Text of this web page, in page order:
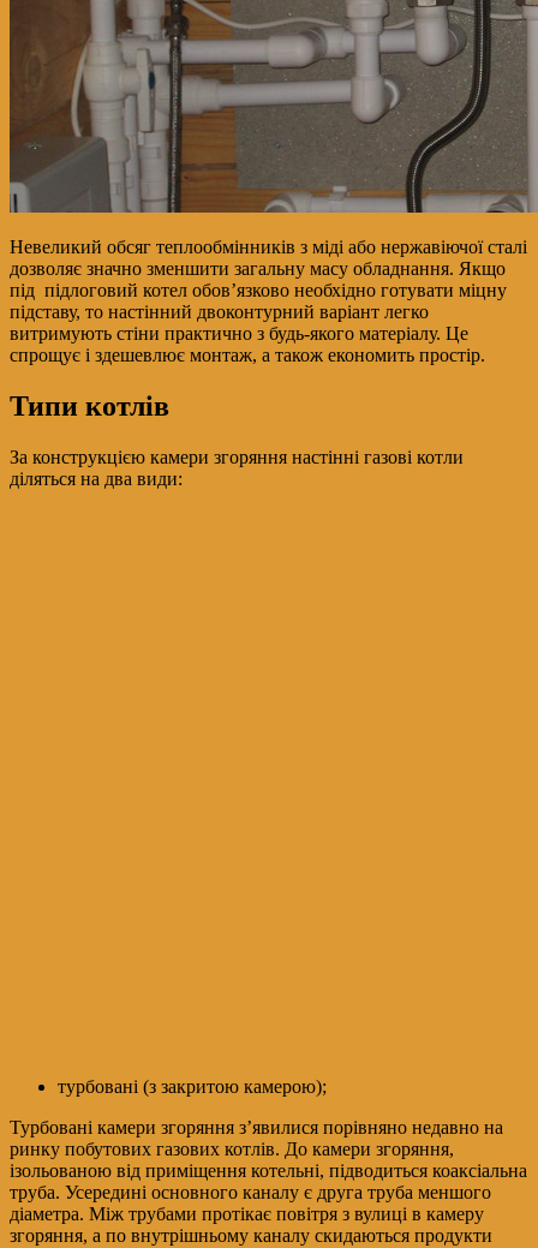
Невеликий обсяг теплообмінників з міді або нержавіючої сталі
дозволяє значно зменшити загальну масу обладнання. Якщо
під підлоговий котел обов’язково необхідно готувати міцну
підставу, то настінний двоконтурний варіант легко
витримують стіни практично з будь-якого матеріалу. Це
спрощує і здешевлює монтаж, а також економить простір.
Типи котлів
За конструкцією камери згоряння настінні газові котли
діляться на два види:
турбовані (з закритою камерою);
Турбовані камери згоряння з’явилися порівняно недавно на
ринку побутових газових котлів. До камери згоряння,
ізольованою від приміщення котельні, підводиться коаксіальна
труба. Усередині основного каналу є друга труба меншого
діаметра. Між трубами протікає повітря з вулиці в камеру
згоряння, а по внутрішньому каналу скидаються продукти